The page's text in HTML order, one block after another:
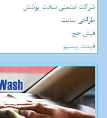
شرکت صنعتی سخت پوشش
طراحی سایت
فیش حج
قیمت بیسیم